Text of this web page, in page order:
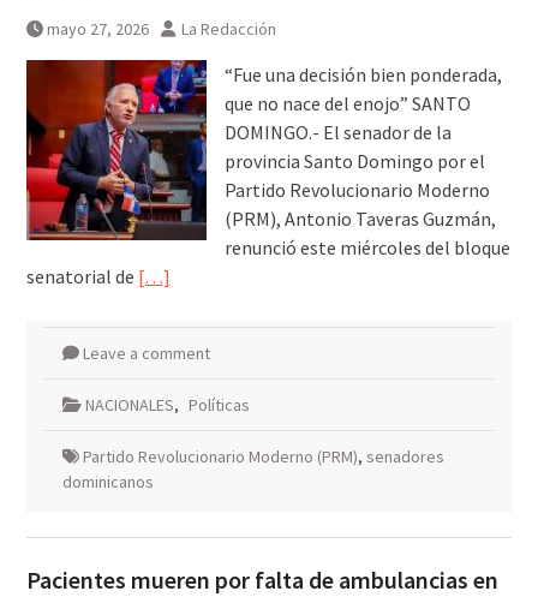
mayo 27, 2026 La Redacción
“Fue una decisión bien ponderada,
que no nace del enojo” SANTO
DOMINGO.- El senador de la
provincia Santo Domingo por el
Partido Revolucionario Moderno
(PRM), Antonio Taveras Guzmán,
renunció este miércoles del bloque
senatorial de […]
Leave a comment
NACIONALES, Políticas
Partido Revolucionario Moderno (PRM), senadores
dominicanos
Pacientes mueren por falta de ambulancias en